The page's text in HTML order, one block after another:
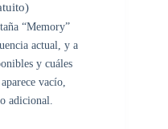
“Memory”
actual, y a
y cuáles
vacío,
adicional.